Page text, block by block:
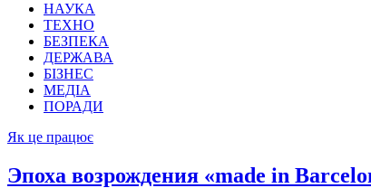
НАУКА
ТЕХНО
БЕЗПЕКА
ДЕРЖАВА
БІЗНЕС
МЕДІА
ПОРАДИ
Як це працює
Эпоха возрождения «made in